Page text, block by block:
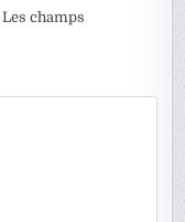
Les champs